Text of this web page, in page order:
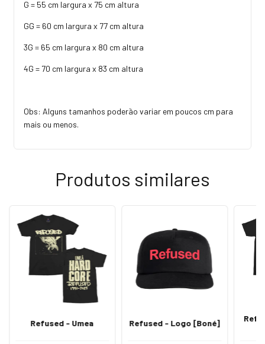
G = 55 cm largura x 75 cm altura
GG = 60 cm largura x 77 cm altura
3G = 65 cm largura x 80 cm altura
4G = 70 cm largura x 83 cm altura
Obs: Alguns tamanhos poderão variar em poucos cm para
mais ou menos.
Produtos similares
Refused - Umea Refused - Logo [Boné]